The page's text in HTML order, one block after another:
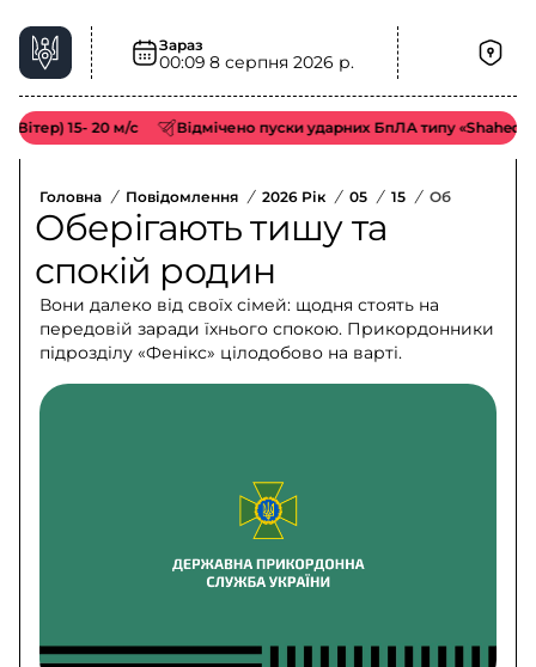
Зараз
00:09 8 серпня 2026 р.
15- 20 м/с Відмічено пуски ударних БпЛА типу «Shahed/
Головна / Повідомлення / 2026 Рік / 05 / 15 / Оберігають
Оберігають тишу та
спокій родин
Вони далеко від своїх сімей: щодня стоять на
передовій заради їхнього спокою. Прикордонники
підрозділу «Фенікс» цілодобово на варті.